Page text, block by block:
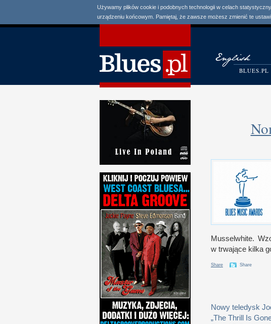
Używamy plików cookie i podobnych technologii w celach
urządzeniu końcowym. Pamiętaj, że zawsze możesz zmienić te
BLUES.PL
Musselwhite.
w trwające kilka
Share Share
Nowy teledysk
„The Thrill Is